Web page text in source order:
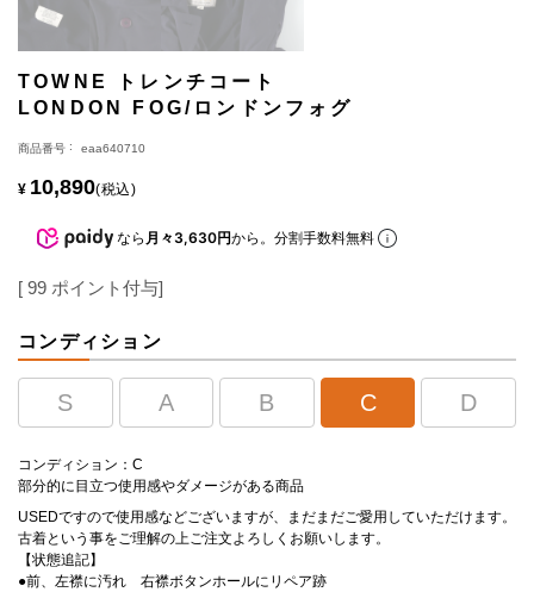
TOWNE トレンチコート
LONDON FOG/ロンドンフォグ
商品番号 eaa640710
¥ 10,890 税込
なら 月々3,630円から。分割手数料無料
[ 99 ポイント付与]
コンディション
S A B C D
コンディション：C
部分的に目立つ使用感やダメージがある商品
USEDですので使用感などございますが、まだまだご愛用していただけます。
古着という事をご理解の上ご注文よろしくお願いします。
【状態追記】
●前、左襟に汚れ 右襟ボタンホールにリペア跡